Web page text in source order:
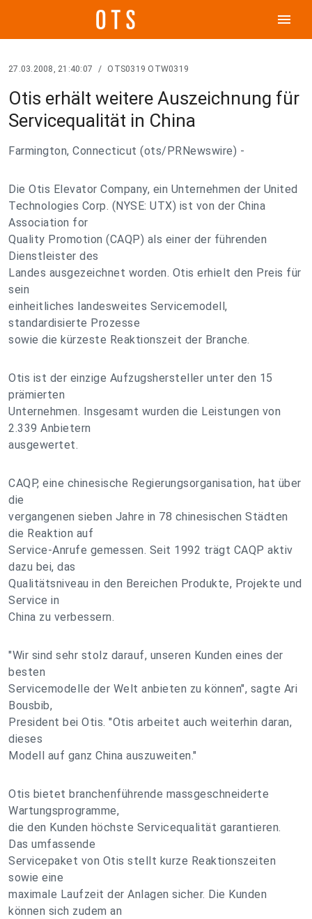
menu
27.03.2008, 21:40:07 / OTS0319 OTW0319
Otis erhält weitere Auszeichnung für
Servicequalität in China
Farmington, Connecticut (ots/PRNewswire) -
Die Otis Elevator Company, ein Unternehmen der United
Technologies Corp. (NYSE: UTX) ist von der China
Association for
Quality Promotion (CAQP) als einer der führenden
Dienstleister des
Landes ausgezeichnet worden. Otis erhielt den Preis für
sein
einheitliches landesweites Servicemodell,
standardisierte Prozesse
sowie die kürzeste Reaktionszeit der Branche.
Otis ist der einzige Aufzugshersteller unter den 15
prämierten
Unternehmen. Insgesamt wurden die Leistungen von
2.339 Anbietern
ausgewertet.
CAQP, eine chinesische Regierungsorganisation, hat über
die
vergangenen sieben Jahre in 78 chinesischen Städten
die Reaktion auf
Service-Anrufe gemessen. Seit 1992 trägt CAQP aktiv
dazu bei, das
Qualitätsniveau in den Bereichen Produkte, Projekte und
Service in
China zu verbessern.
"Wir sind sehr stolz darauf, unseren Kunden eines der
besten
Servicemodelle der Welt anbieten zu können", sagte Ari
Bousbib,
President bei Otis. "Otis arbeitet auch weiterhin daran,
dieses
Modell auf ganz China auszuweiten."
Otis bietet branchenführende massgeschneiderte
Wartungsprogramme,
die den Kunden höchste Servicequalität garantieren.
Das umfassende
Servicepaket von Otis stellt kurze Reaktionszeiten
sowie eine
maximale Laufzeit der Anlagen sicher. Die Kunden
können sich zudem an